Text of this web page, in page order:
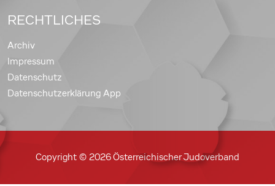
RECHTLICHES
Archiv
Impressum
Datenschutz
Datenschutzerklärung App
Copyright © 2026 Österreichischer Judoverband